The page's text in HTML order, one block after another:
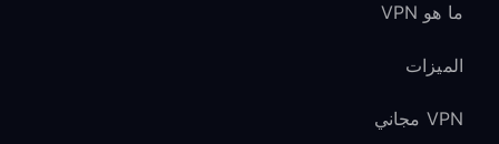
ما هو VPN
الميزات
VPN مجاني